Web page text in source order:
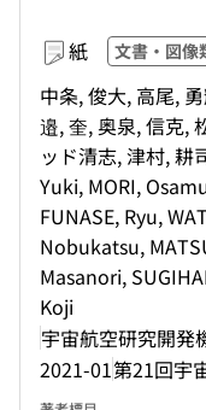
紙 文書・図像
中条, 俊大, 高尾,
邉, 奎, 奥泉, 信克,
ッド清志, 津村, 耕
Yuki, MORI,
FUNASE, Ryu,
Nobukatsu,
Masanori,
Koji
宇宙航空研究開発
2021-01第21回宇